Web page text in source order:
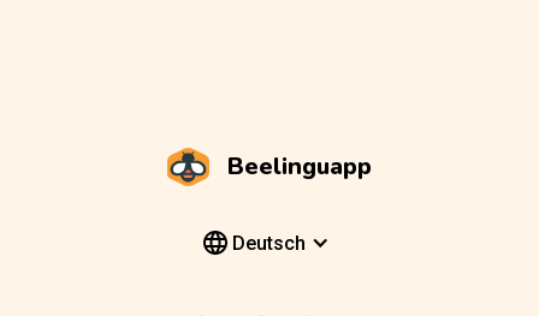
Beelinguapp
Deutsch